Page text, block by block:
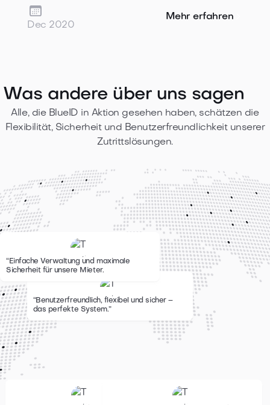
Dec 2020
Mehr erfahren
Was andere über uns sagen
Alle, die BlueID in Aktion gesehen haben, schätzen die
Flexibilität, Sicherheit und Benutzerfreundlichkeit unserer
Zutrittslösungen.
“Benutzerfreundlich, flexibel und sicher –
das perfekte System.”
“Einfache Verwaltung und maximale
Sicherheit für unsere Mieter.